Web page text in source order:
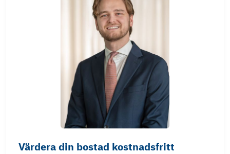
Värdera din bostad kostnadsfritt